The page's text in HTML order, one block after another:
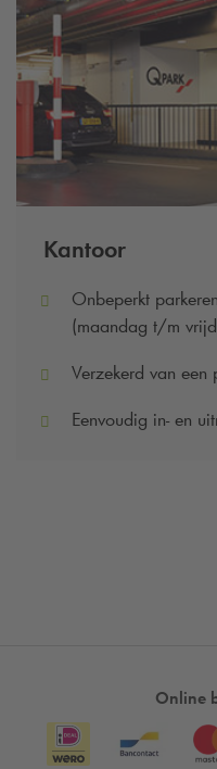
Kantoor
Onbeperkt
(maandag t/m
Verzekerd van een
Eenvoudig in- en
Online